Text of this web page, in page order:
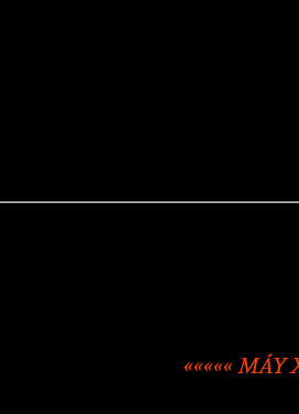
««««« MÁY